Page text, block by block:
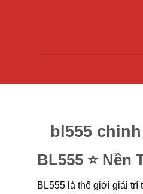
bl555
BL555 ⭐️
BL555 là thế giới giải trí